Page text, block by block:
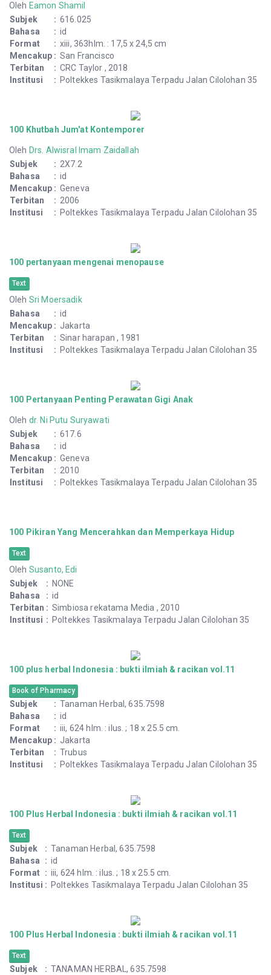
Oleh Eamon Shamil
Subjek
: 616.025
Bahasa
: id
Format
: xiii, 363hlm. : 17,5 x 24,5 cm
Mencakup : San Francisco
Terbitan
: CRC Taylor , 2018
Institusi
: Poltekkes Tasikmalaya Terpadu Jalan Cilolohan 35
100 Khutbah Jum'at Kontemporer
Oleh Drs. Alwisral Imam Zaidallah
Subjek
: 2X7.2
Bahasa
: id
Mencakup : Geneva
Terbitan
: 2006
Institusi
: Poltekkes Tasikmalaya Terpadu Jalan Cilolohan 35
100 pertanyaan mengenai menopause
Text
Oleh Sri Moersadik
Bahasa
: id
Mencakup : Jakarta
Terbitan
: Sinar harapan , 1981
Institusi
: Poltekkes Tasikmalaya Terpadu Jalan Cilolohan 35
100 Pertanyaan Penting Perawatan Gigi Anak
Oleh dr. Ni Putu Suryawati
Subjek
: 617.6
Bahasa
: id
Mencakup : Geneva
Terbitan
: 2010
Institusi
: Poltekkes Tasikmalaya Terpadu Jalan Cilolohan 35
100 Pikiran Yang Mencerahkan dan Memperkaya Hidup
Text
OlehSusanto, Edi
Subjek
: NONE
Bahasa
id
Terbitan
Simbiosa rekatama Media , 2010
100 plus herbal Indonesia : bukti ilmiah & racikan vol.11
Book of Pharmacy
Subjek :
Bahasa
: id
Format
:iii, 624 hlm. : ilus. ; 18 x 25.5 cm.
Poltekkes Tasikmalaya Terpadu Jalan Cilolohan 35